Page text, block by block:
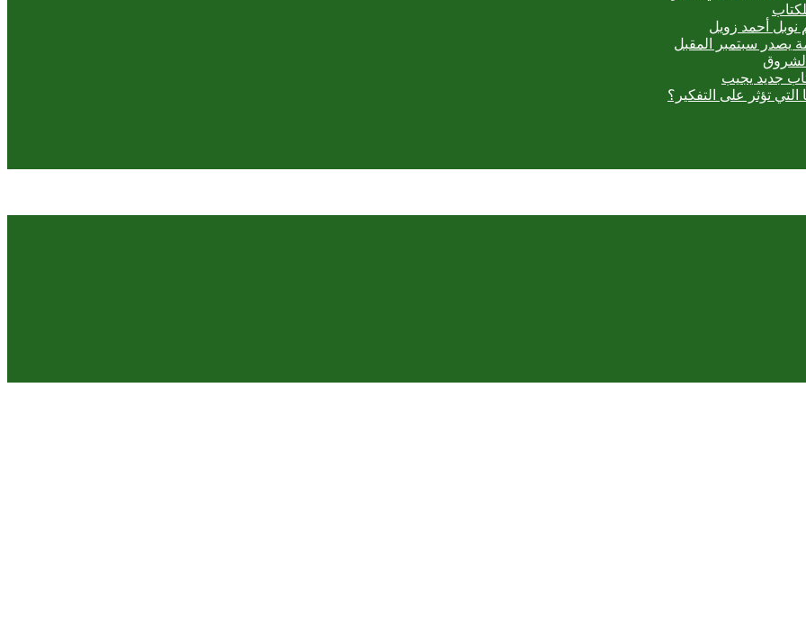
نوبل أحمد زويل
يصدر سبتمبر المقبل
جديد يجيب
التي تؤثر على التفكير؟